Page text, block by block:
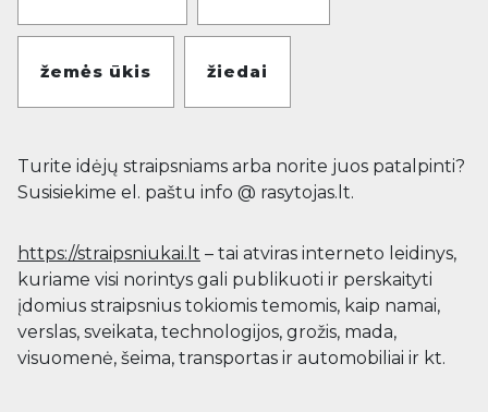
žemės ūkis žiedai
Turite idėjų straipsniams arba norite juos patalpinti?
Susisiekime el. paštu info @ rasytojas.lt.
https://straipsniukai.lt – tai atviras interneto leidinys,
kuriame visi norintys gali publikuoti ir perskaityti
įdomius straipsnius tokiomis temomis, kaip namai,
verslas, sveikata, technologijos, grožis, mada,
visuomenė, šeima, transportas ir automobiliai ir kt.